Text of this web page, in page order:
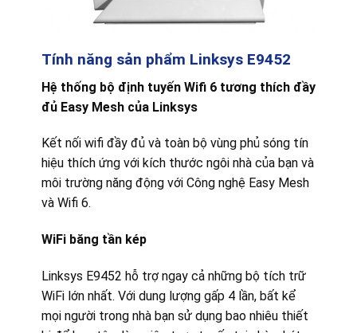
Tính năng sản phẩm Linksys E9452
Hệ thống bộ định tuyến Wifi 6 tương thích đầy
đủ Easy Mesh của Linksys
Kết nối wifi đầy đủ và toàn bộ vùng phủ sóng tín
hiệu thích ứng với kích thước ngôi nhà của bạn và
môi trường năng động với Công nghệ Easy Mesh
và Wifi 6.
WiFi băng tần kép
Linksys E9452 hỗ trợ ngay cả những bộ tích trữ
WiFi lớn nhất. Với dung lượng gấp 4 lần, bất kể
mọi người trong nhà bạn sử dụng bao nhiêu thiết